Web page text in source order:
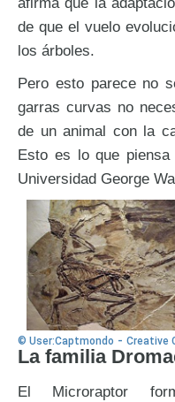
de que el vuelo
los árboles.
Pero esto parece no
garras curvas no
de un animal con la
Esto es lo que
Universidad George
© User:Captmondo - Creative
La familia
El Microraptor